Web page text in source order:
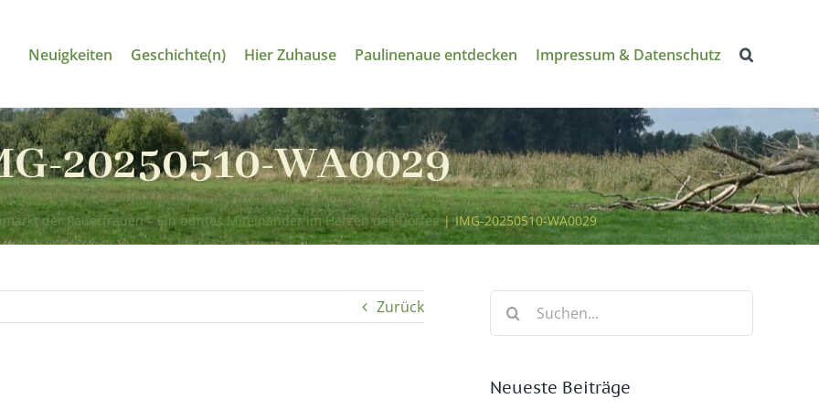
Neuigkeiten Geschichte(n) Hier Zuhause Paulinenaue entdecken Impressum & Datenschutz
20250510-WA0029
der Pauerfrauen – Ein buntes Miteinander im Herzen des Dorfes | IMG-20250510-WA0029
Zurück
Suche
Neueste Beiträge